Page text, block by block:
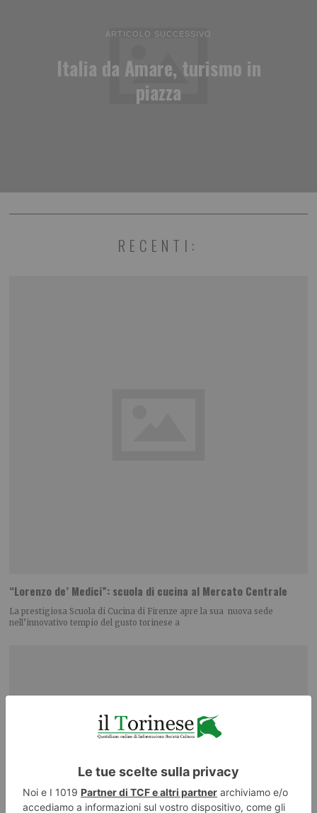
ARTICOLO SUCCESSIVO
Italia da Amare, turismo in
piazza
RECENTI:
“Lorenzo de’ Medici”: scuola di cucina al Mercato Centrale
La prestigiosa Scuola di Cucina di Firenze apre la sua nuova sede
nell’innovativo tempio del gusto torinese a